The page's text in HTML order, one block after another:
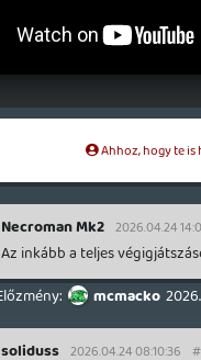
Ahhoz, hogy te is
Necroman Mk2 2026.04.24
Az inkább a teljes
mcmacko
soliduss 2026.04.24 08:10:36